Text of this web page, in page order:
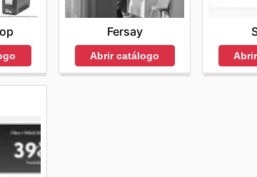
Fersay
Abrir catálogo